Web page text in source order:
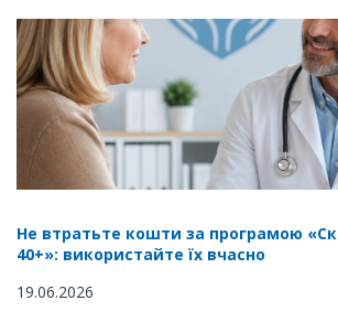
Не втратьте кошти за програмою
40+»: використайте їх вчасно
19.06.2026